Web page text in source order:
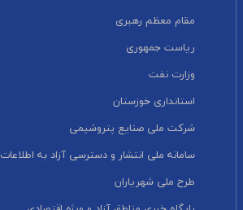
مقام معظم رهبری
ریاست جمهوری
وزارت نفت
استانداری خوزستان
شرکت ملی صنایع پتروشیمی
سامانه ملی انتشار و دسترسی آزاد به اطلاعات
طرح ملی شهریاران